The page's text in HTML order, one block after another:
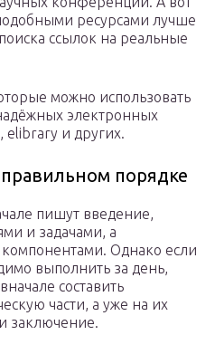
ресурсами лучше
ссылок на реальные
можно использовать
электронных
elibrary и других.
порядке
пишут введение,
и задачами, а
Однако если
выполнить за день,
составить
части, а уже на их
заключение.